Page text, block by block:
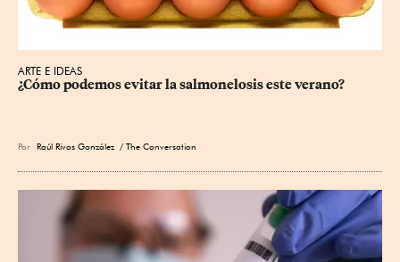
ARTE E IDEAS
¿Cómo podemos evitar la salmonelosis este verano?
Por Raúl Rivas González / The Conversation